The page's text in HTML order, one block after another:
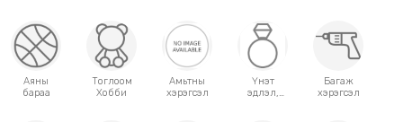
Аяны
бараа
Тоглоом
Хобби
Амьтны
хэрэгсэл
Үнэт
эдлэл,
Багаж
хэрэгсэл